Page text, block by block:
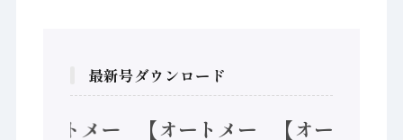
最新号ダウンロード
【オートメー
【オートメー
【オートメー